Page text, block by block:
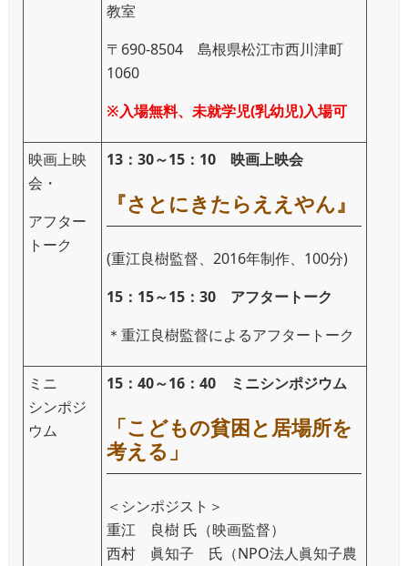
教室
〒690-8504 島根県松江市西川津町
1060
※入場無料、未就学児(乳幼児)入場可
映画上映
会・
アフター
トーク
13：30～15：10 映画上映会
『さとにきたらええやん』
(重江良樹監督、2016年制作、100分)
15：15～15：30 アフタートーク
＊重江良樹監督によるアフタートーク
ミニ
シンポジ
ウム
15：40～16：40 ミニシンポジウム
「こどもの貧困と居場所を
考える」
＜シンポジスト＞
重江 良樹 氏（映画監督）
西村 眞知子 氏（NPO法人眞知子農